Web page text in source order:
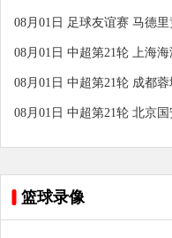
08月01日 足球友谊赛 马德
08月01日 中超第21轮 上海
08月01日 中超第21轮 成都
08月01日 中超第21轮 北京
篮球录像